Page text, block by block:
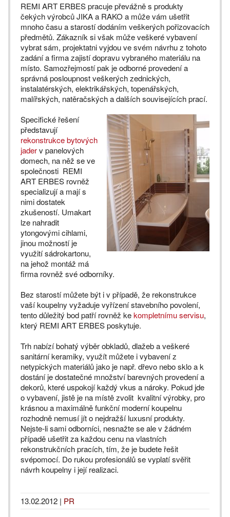
REMI ART ERBES pracuje převážně s produkty
čekých výrobců JIKA a RAKO a může vám ušetřit
mnoho času a starostí dodáním veškerých pořizovacích
předmětů. Zákazník si však může veškeré vybavení
vybrat sám, projektatni vyjdou ve svém návrhu z tohoto
zadání a firma zajistí dopravu vybraného materiálu na
místo. Samozřejmostí pak je odborné provedení a
správná posloupnost veškerých zednických,
instalatérských, elektrikářských, topenářských,
malířských, natěračských a dalších souvisejících prací.
Specifické řešení
představují
rekonstrukce bytových
jaderv panelových
domech, na něž se ve
společnosti REMI
ART ERBES rovněž
specializují a mají s
nimi dostatek
zkušeností. Umakart
lze nahradit
ytongovými cihlami,
jinou možností je
využití sádrokartonu,
na jehož montáž má
firma rovněž své odborníky.
Bez starostí můžete být i v případě, že rekonstrukce
vaší koupelny vyžaduje vyřízení stavebního povolení,
tento důležitý bod patří rovněž kekompletnímu servisu,
který REMI ART ERBES poskytuje.
Trh nabízí bohatý výběr obkladů, dlažeb a veškeré
sanitární keramiky, využít můžete i vybavení z
netypických materiálů jako je např. dřevo nebo sklo a k
dostání je dostatečné množství barevných provedení a
dekorů, které uspokojí každý vkus a nároky. Pokud jde
o vybavení, jistě je na místě zvolit kvalitní výrobky, pro
krásnou a maximálně funkční moderní koupelnu
rozhodně nemusí jít o nejdražší luxusní produkty.
Nejste-li sami odborníci, nesnažte se ale v žádném
případě ušetřit za každou cenu na vlastních
rekonstrukčních pracích, tím, že je budete řešit
svépomocí. Do rukou profesionálů se vyplatí svěřit
návrh koupelny i její realizaci.
13.02.2012 | PR